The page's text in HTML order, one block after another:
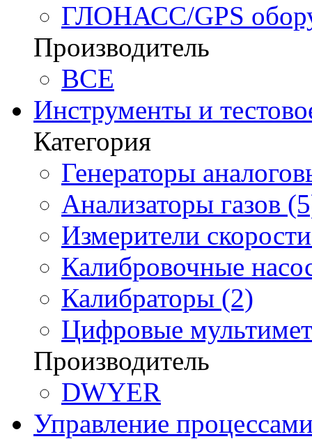
ГЛОНАСС/GPS
Производитель
BCE
Инструменты и
Категория
Генераторы
Анализаторы газов
Измерители
Калибровочные
Калибраторы (2)
Цифровые
Производитель
DWYER
Управление